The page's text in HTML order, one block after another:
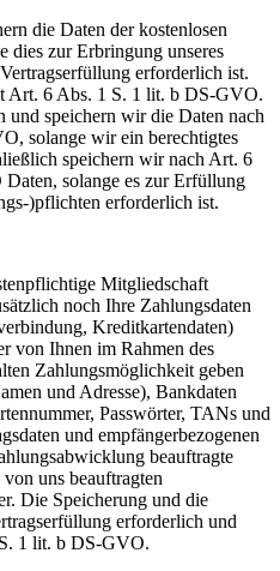
die Daten der kostenlosen
dies zur Erbringung unseres
erforderlich ist.
Art. 6 Abs. 1 S. 1 lit. b DS-GVO.
und speichern wir die Daten nach
solange wir ein berechtigtes
speichern wir nach Art. 6
solange es zur Erfüllung
)pflichten erforderlich ist.
Mitgliedschaft
noch Ihre Zahlungsdaten
Kreditkartendaten)
von Ihnen im Rahmen des
Zahlungsmöglichkeit geben
und Adresse), Bankdaten
Passwörter, TANs und
und empfängerbezogenen
beauftragte
uns beauftragten
Die Speicherung und die
erforderlich und
1 lit. b DS-GVO.